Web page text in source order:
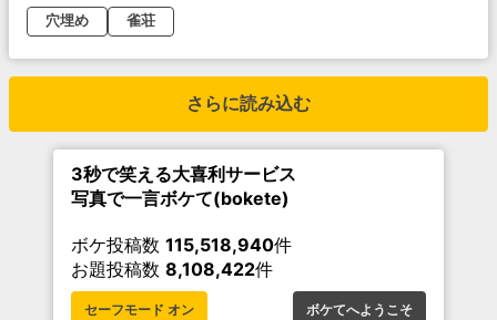
穴埋め
雀荘
さらに読み込む
3秒で笑える大喜利サービス
写真で一言ボケて(bokete)
ボケ投稿数 115,518,940件
お題投稿数 8,108,422件
セーフモード オン ボケてへようこそ